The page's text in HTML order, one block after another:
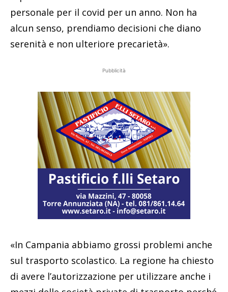
personale per il covid per un anno. Non ha
alcun senso, prendiamo decisioni che diano
serenità e non ulteriore precarietà».
Pubblicità
«In Campania abbiamo grossi problemi anche
sul trasporto scolastico. La regione ha chiesto
di avere l’autorizzazione per utilizzare anche i